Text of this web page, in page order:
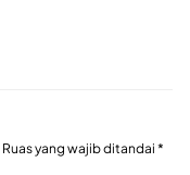
Ruas yang wajib ditandai *